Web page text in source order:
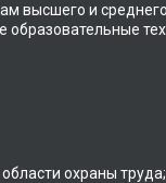
высшего и
охраны труда;